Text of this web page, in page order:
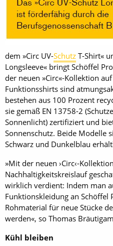
dem »Circ UV-Schutz T-Shirt«
Longsleeve« bringt Schöffel
der neuen »Circ«-Kollektion
Funktionsshirts sind
bestehen aus 100 Prozent
sie gemäß EN 13758-2
Sonnenlicht) zertifiziert und
Sonnenschutz. Beide Modelle
Schwarz und Dunkelblau
»Mit der neuen ›Circ‹-
Nachhaltigkeitskreislauf
wirklich verdient: Indem man
Funktionskleidung an Schöffel
Rohmaterial für neue Stücke
werden«, so Thomas
Kühl bleiben